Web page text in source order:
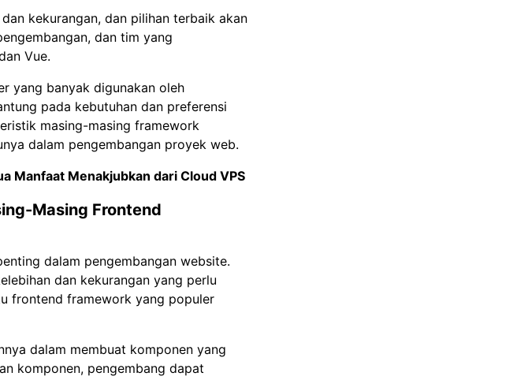
kekurangan, dan pilihan terbaik akan
dan tim yang
Vue.
yang banyak digunakan oleh
pada kebutuhan dan preferensi
masing-masing framework
dalam pengembangan proyek web.
Manfaat Menakjubkan dari Cloud VPS
Masing Frontend
dalam pengembangan website.
dan kekurangan yang perlu
frontend framework yang populer
dalam membuat komponen yang
komponen, pengembang dapat